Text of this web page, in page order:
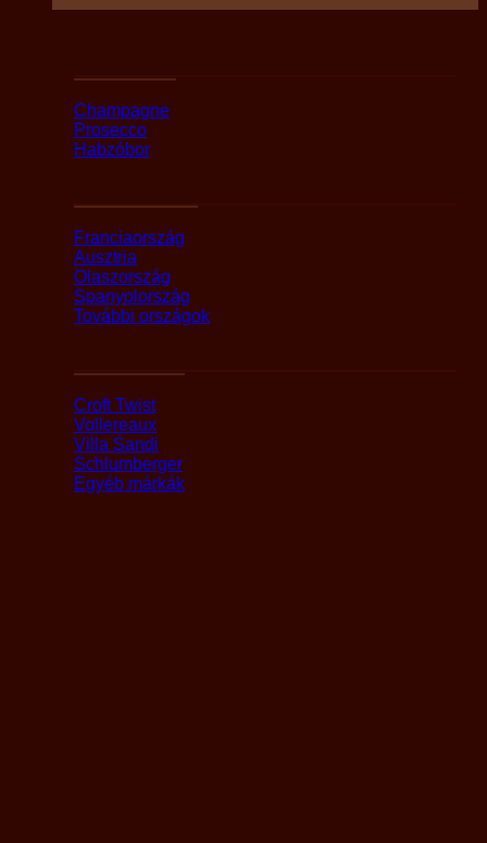
Champagne
Prosecco
Habzóbor
Franciaország
Ausztria
Olaszország
Spanyolország
További országok
Croft Twist
Vollereaux
Villa Sandi
Schlumberger
Egyéb márkák